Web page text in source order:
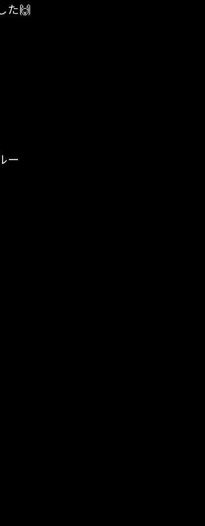
た🙌
ー